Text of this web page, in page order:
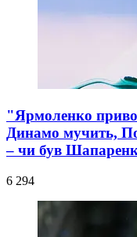
"Ярмоленко
Динамо мучить,
– чи був
6 294